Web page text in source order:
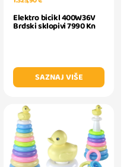
Elektro bicikl 400W36V
Brdski sklopivi 7990 Kn
SAZNAJ VIŠE